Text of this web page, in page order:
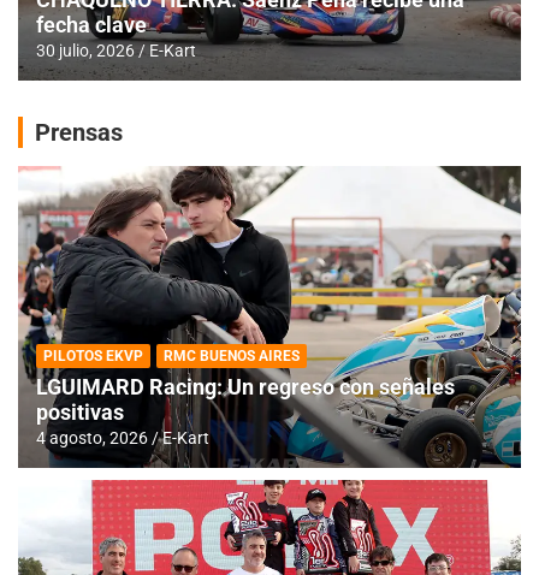
fecha clave
30 julio, 2026 E-Kart
Prensas
PILOTOS EKVP RMC BUENOS AIRES
LGUIMARD Racing: Un regreso con señales
positivas
4 agosto, 2026 E-Kart